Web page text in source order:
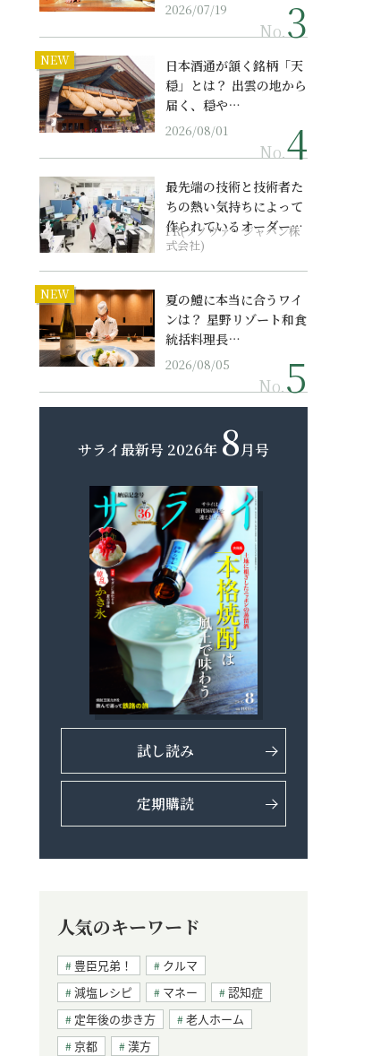
2026/07/19
No.
NEW
日本酒通が頷く銘柄「天
穏」とは？ 出雲の地から
届く、穏や…
2026/08/01
No.
最先端の技術と技術者た
ちの熱い気持ちによって
作られているオーダーメ
イド補聴器
PR(ソノヴァ・ジャパン株
式会社)
NEW
夏の鱧に本当に合うワイ
ンは？ 星野リゾート和食
統括料理長…
2026/08/05
No.
サライ最新号 2026年 8月号
試し読み
定期購読
人気のキーワード
豊臣兄弟！
クルマ
減塩レシピ
マネー
認知症
定年後の歩き方
老人ホーム
京都
漢方